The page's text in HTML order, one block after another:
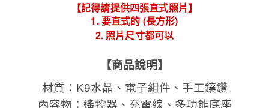
【記得請提供四張直式照片】
1. 要直式的 (長方形)
2. 照片尺寸都可以
【商品說明】
材質：K9水晶、電子組件、手工鑲鑽
內容物：遙控器、充電線、多功能底座